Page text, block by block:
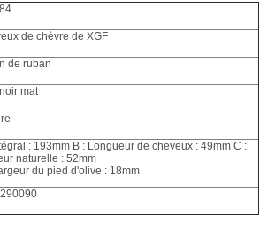
de chèvre de XGF
de ruban
mat
: 193mm B : Longueur de cheveux : 49mm C :
naturelle : 52mm
du pied d'olive : 18mm